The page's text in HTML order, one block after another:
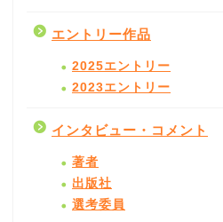
エントリー作品
2025エントリー
2023エントリー
インタビュー・コメント
著者
出版社
選考委員